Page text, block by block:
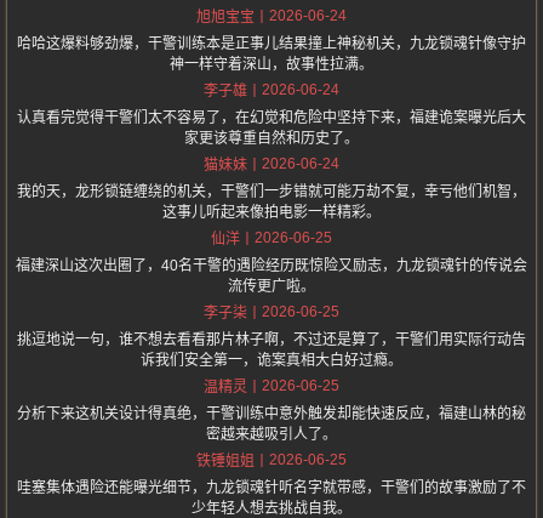
旭旭宝宝
2026-06-24
哈哈这爆料够劲爆，干警训练本是正事儿结果撞上神秘机关，九龙锁魂针像守护
神一样守着深山，故事性拉满。
李子雄
2026-06-24
认真看完觉得干警们太不容易了，在幻觉和危险中坚持下来，福建诡案曝光后大
家更该尊重自然和历史了。
猫妹妹
2026-06-24
我的天，龙形锁链缠绕的机关，干警们一步错就可能万劫不复，幸亏他们机智，
这事儿听起来像拍电影一样精彩。
仙洋
2026-06-25
福建深山这次出圈了，40名干警的遇险经历既惊险又励志，九龙锁魂针的传说会
流传更广啦。
李子柒
2026-06-25
挑逗地说一句，谁不想去看看那片林子啊，不过还是算了，干警们用实际行动告
诉我们安全第一，诡案真相大白好过瘾。
温精灵
2026-06-25
分析下来这机关设计得真绝，干警训练中意外触发却能快速反应，福建山林的秘
密越来越吸引人了。
铁锤姐姐
2026-06-25
哇塞集体遇险还能曝光细节，九龙锁魂针听名字就带感，干警们的故事激励了不
少年轻人想去挑战自我。